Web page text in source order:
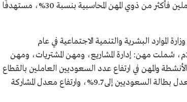
بتوطين المهن المحاسبية في القطاع الخاص التي يعمل بها 5 عاملين فأكثر من ذوي المهن المحاسبية بنسبة 30%، مستهدفًا
البشرية والتنمية الاجتماعية في عام
1444هـ/2022م، نحو 11 قرارًا جديدًا للتوطين قبل نهاية 2022م، شملت مهن: إدارة المشاريع، ومهن المشتريات، ومهن
والمهن في ارتفاع عدد السعوديين العاملين بالقطاع
الخاص إلى أكثر من 2.13 مليون مواطن ومواطنة، وخفض معدل بطالة السعوديين إلى 9.7%، وارتفاع معدل المشاركة